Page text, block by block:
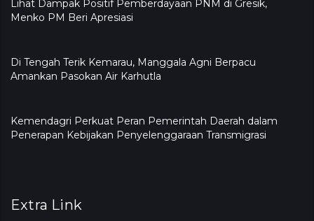
Lihat Dampak Positif Pemberdayaan PNM di Gresik,
Menko PM Beri Apresiasi
​Di Tengah Terik Kemarau, Manggala Agni Berpacu
Amankan Pasokan Air Karhutla
Kemendagri Perkuat Peran Pemerintah Daerah dalam
Penerapan Kebijakan Penyelenggaraan Transmigrasi
Extra Link